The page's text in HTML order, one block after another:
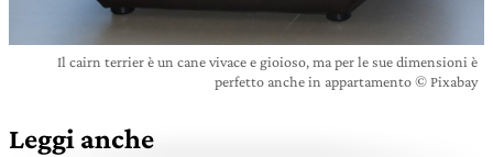
Il cairn terrier è un cane vivace e gioioso, ma per le sue dimensioni è
perfetto anche in appartamento © Pixabay
Leggi anche